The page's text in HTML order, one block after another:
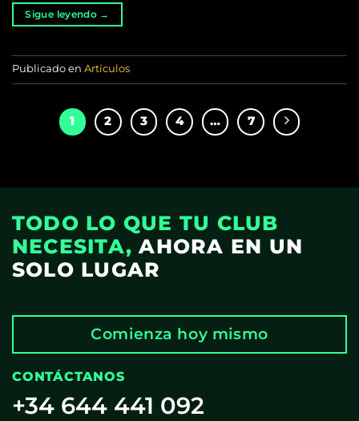
Sigue leyendo →
Publicado en Artículos
1 2 3 4 … 7
TODO LO QUE TU CLUB
NECESITA, AHORA EN UN
SOLO LUGAR
Comienza hoy mismo
CONTÁCTANOS
+34 644 441 092